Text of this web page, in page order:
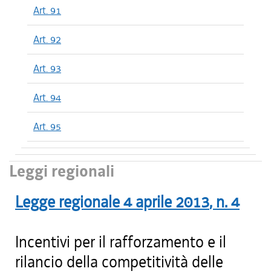
Art. 91
Art. 92
Art. 93
Art. 94
Art. 95
Leggi regionali
Legge regionale4 aprile 2013, n.4
Incentivi per il rafforzamento e il
rilancio della competitività delle